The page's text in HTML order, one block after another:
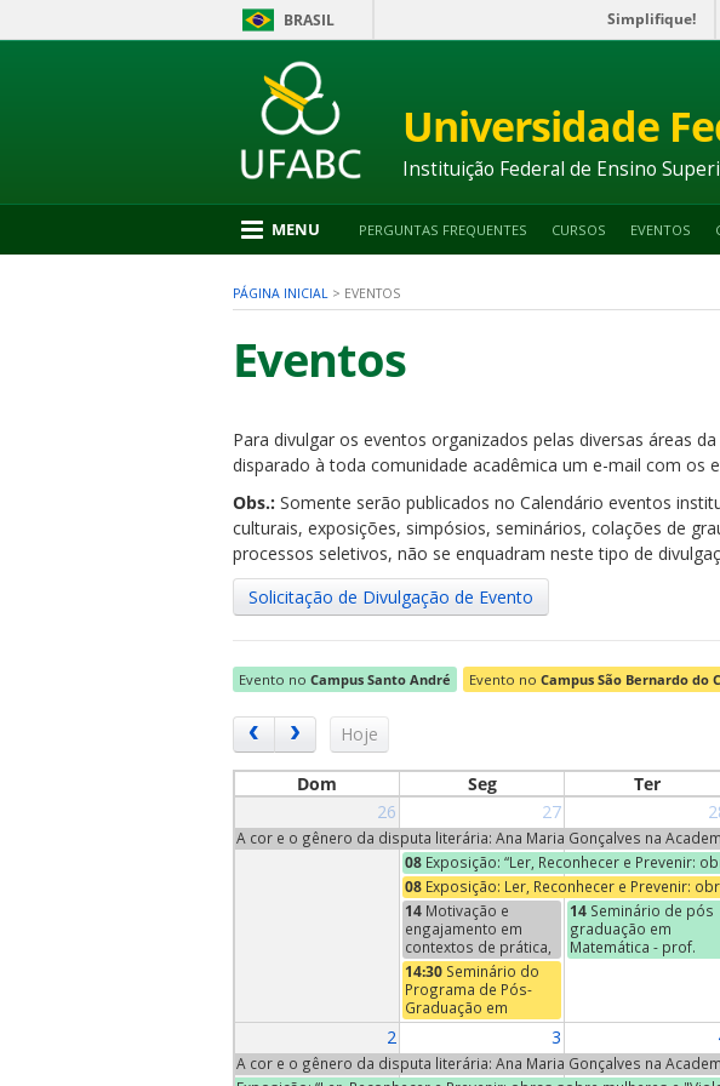
BRASIL Simplifique!
para
2
Universidade
Instituição Federal de Ensino
MENU PERGUNTAS FREQUENTES CURSOS EVENTOS
PÁGINA INICIAL > EVENTOS
Eventos
Para divulgar os eventos organizados pelas diversas áreas
disparado à toda comunidade acadêmica um e-mail com os
Obs.: Somente serão publicados no Calendário eventos
culturais, exposições, simpósios, seminários, colações de
processos seletivos, não se enquadram neste tipo de
Solicitação de Divulgação de Evento
Evento no Campus Santo André Evento no Campus São Bernardo do
Hoje
Dom Seg Ter
26
27
A cor e o gênero da disputa literária: Ana Maria Gonçalves na
08 Exposição: “Ler, Reconhecer e Prevenir:
08 Exposição: Ler, Reconhecer e Prevenir:
14 Motivação e
engajamento em
contextos de prática,
ensino e
aprendizagem de
música | Conversas
Neuromusicais - Ano
14 Seminário de pós
graduação em
Matemática - prof.
Jean-Paul Brasselet
"Marie-Hélène
Schwartz, um nome
torre Eiffel"
14:30 Seminário do
Programa de Pós-
Graduação em
Economia – Profa
(Trinity University,
EUA)
2 3
A cor e o gênero da disputa literária: Ana Maria Gonçalves na